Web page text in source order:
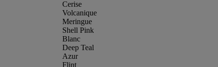
Cerise
Volcanique
Meringue
Shell Pink
Blanc
Deep Teal
Azur
Flint